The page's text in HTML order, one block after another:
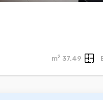
37.49 m
2